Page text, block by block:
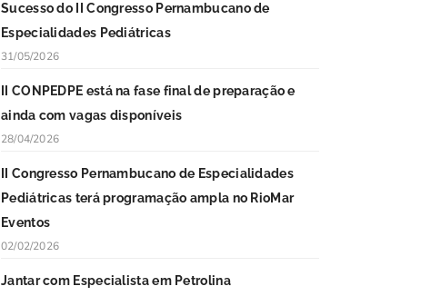
Sucesso do II Congresso Pernambucano de
Especialidades Pediátricas
31/05/2026
II CONPEDPE está na fase final de preparação e
ainda com vagas disponíveis
28/04/2026
II Congresso Pernambucano de Especialidades
Pediátricas terá programação ampla no RioMar
Eventos
02/02/2026
Jantar com Especialista em Petrolina